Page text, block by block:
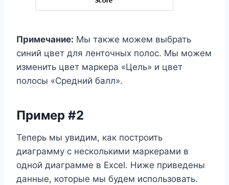
Примечание: Мы также можем выбрать
синий цвет для ленточных полос. Мы можем
изменить цвет маркера «Цель» и цвет
полосы «Средний балл».
Пример #2
Теперь мы увидим, как построить
диаграмму с несколькими маркерами в
одной диаграмме в Excel. Ниже приведены
данные, которые мы будем использовать.